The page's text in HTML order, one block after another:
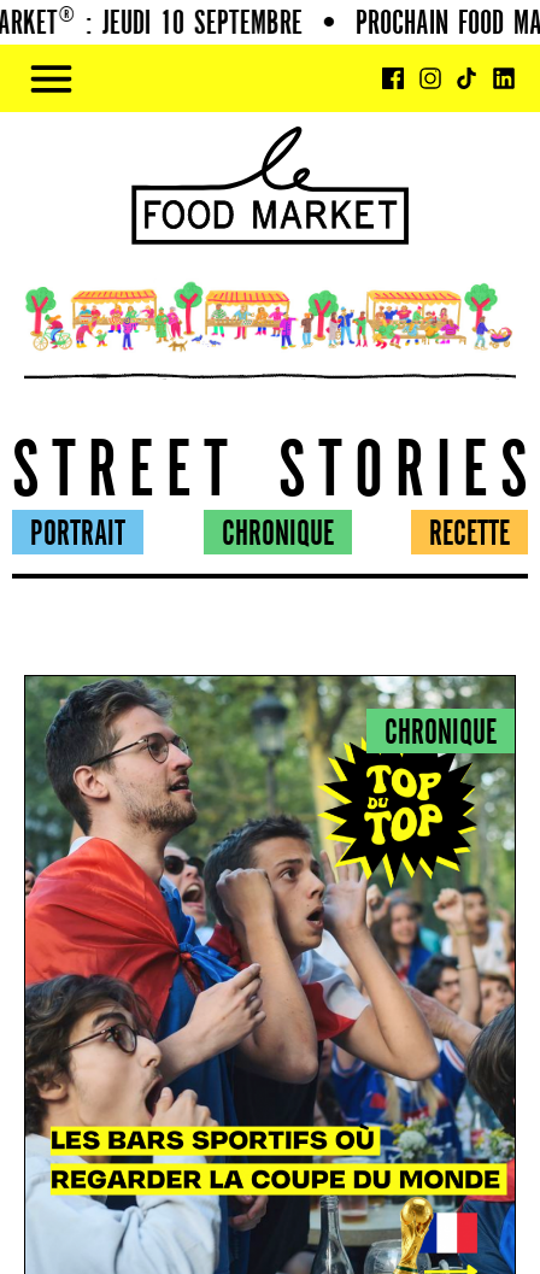
JEUDI 10 SEPTEMBRE • PROCHAIN FOOD
STREET STORIES
PORTRAIT CHRONIQUE RECETTE
CHRONIQUE